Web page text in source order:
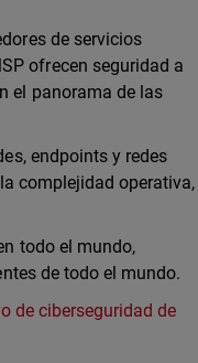
de servicios
ofrecen seguridad a
el panorama de las
endpoints y redes
complejidad operativa,
todo el mundo,
de todo el mundo.
de ciberseguridad de